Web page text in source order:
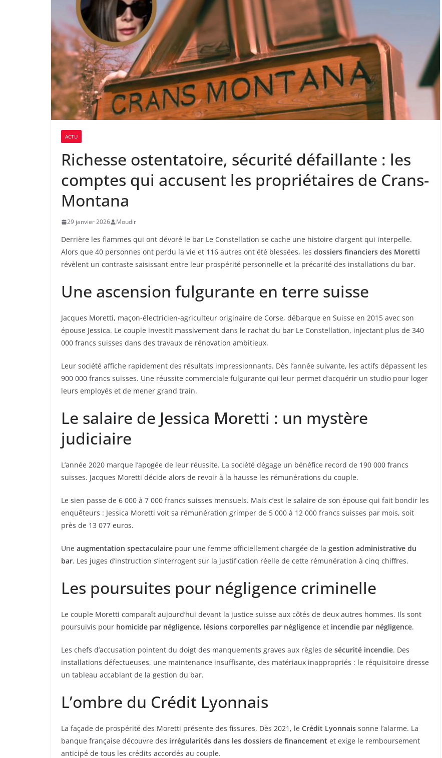
ACTU
Richesse ostentatoire, sécurité défaillante : les
comptes qui accusent les propriétaires de Crans-
Montana
29 janvier 2026 Moudir
Derrière les flammes qui ont dévoré le bar Le Constellation se cache une histoire d’argent qui interpelle.
Alors que 40 personnes ont perdu la vie et 116 autres ont été blessées, les dossiers financiers des Moretti
révèlent un contraste saisissant entre leur prospérité personnelle et la précarité des installations du bar.
Une ascension fulgurante en terre suisse
Jacques Moretti, maçon-électricien-agriculteur originaire de Corse, débarque en Suisse en 2015 avec son
épouse Jessica. Le couple investit massivement dans le rachat du bar Le Constellation, injectant plus de 340
000 francs suisses dans des travaux de rénovation ambitieux.
Leur société affiche rapidement des résultats impressionnants. Dès l’année suivante, les actifs dépassent les
900 000 francs suisses. Une réussite commerciale fulgurante qui leur permet d’acquérir un studio pour loger
leurs employés et de mener grand train.
Le salaire de Jessica Moretti : un mystère
judiciaire
L’année 2020 marque l’apogée de leur réussite. La société dégage un bénéfice record de 190 000 francs
suisses. Jacques Moretti décide alors de revoir à la hausse les rémunérations du couple.
Le sien passe de 6 000 à 7 000 francs suisses mensuels. Mais c’est le salaire de son épouse qui fait bondir les
enquêteurs : Jessica Moretti voit sa rémunération grimper de 5 000 à 12 000 francs suisses par mois, soit
près de 13 077 euros.
Une augmentation spectaculaire pour une femme officiellement chargée de la gestion administrative du
bar. Les juges d’instruction s’interrogent sur la justification réelle de cette rémunération à cinq chiffres.
Les poursuites pour négligence criminelle
Le couple Moretti comparaît aujourd’hui devant la justice suisse aux côtés de deux autres hommes. Ils sont
poursuivis pour homicide par négligence, lésions corporelles par négligence et incendie par négligence.
Les chefs d’accusation pointent du doigt des manquements graves aux règles de sécurité incendie. Des
installations défectueuses, une maintenance insuffisante, des matériaux inappropriés : le réquisitoire dresse
un tableau accablant de la gestion du bar.
L’ombre du Crédit Lyonnais
La façade de prospérité des Moretti présente des fissures. Dès 2021, le Crédit Lyonnais sonne l’alarme. La
banque française découvre des irrégularités dans les dossiers de financement et exige le remboursement
anticipé de tous les crédits accordés au couple.